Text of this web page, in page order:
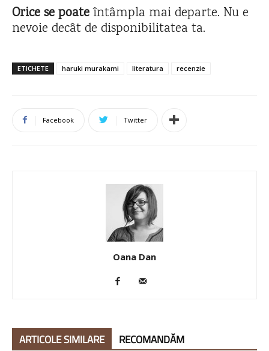
Orice se poateîntâmpla mai departe. Nu e
nevoie decât de disponibilitatea ta.
ETICHETE haruki murakami literatura recenzie
Facebook Twitter
Oana Dan
ARTICOLE SIMILARE RECOMANDĂM